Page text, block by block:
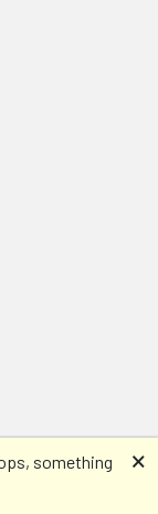
something
🗙